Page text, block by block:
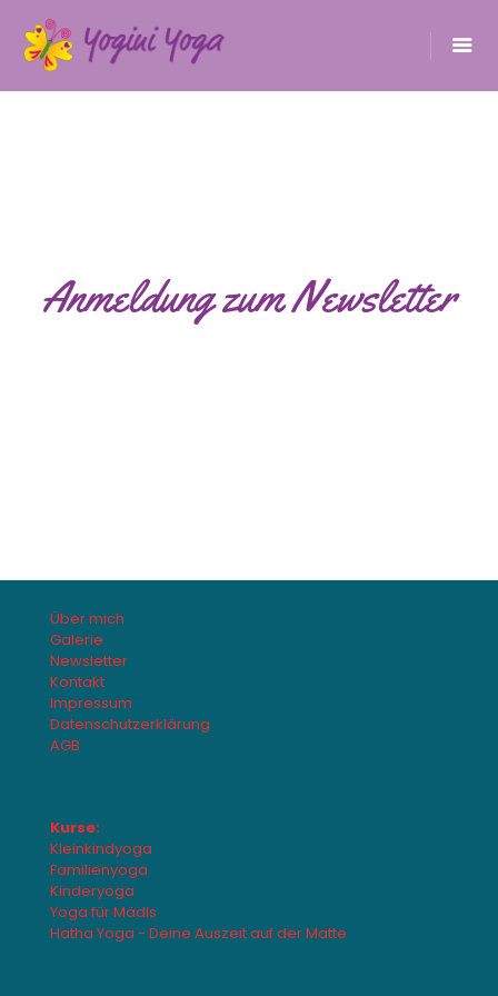
Anmeldung zum Newsletter
Über mich
Galerie
Newsletter
Kontakt
Impressum
Datenschutzerklärung
AGB
Kurse:
Kleinkindyoga
Familienyoga
Kinderyoga
Yoga für Mädls
Hatha Yoga - Deine Auszeit auf der Matte